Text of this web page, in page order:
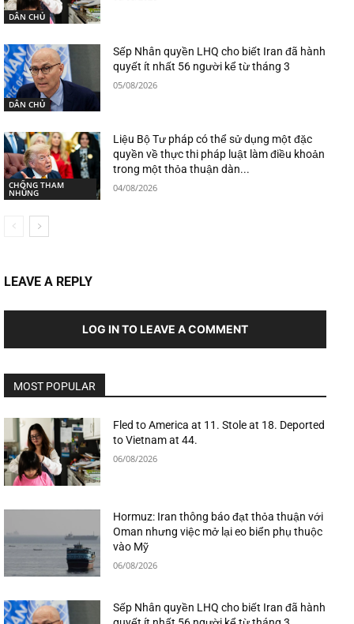
DÂN CHỦ
DÂN CHỦ
Sếp Nhân quyền LHQ cho biết Iran đã hành
quyết ít nhất 56 người kể từ tháng 3
05/08/2026
CHỐNG THAM
NHŨNG
Liệu Bộ Tư pháp có thể sử dụng một đặc
quyền về thực thi pháp luật làm điều khoản
trong một thỏa thuận dàn...
04/08/2026
LEAVE A REPLY
LOG IN TO LEAVE A COMMENT
MOST POPULAR
Fled to America at 11. Stole at 18. Deported
to Vietnam at 44.
06/08/2026
Hormuz: Iran thông báo đạt thỏa thuận với
Oman nhưng việc mở lại eo biển phụ thuộc
vào Mỹ
06/08/2026
Sếp Nhân quyền LHQ cho biết Iran đã hành